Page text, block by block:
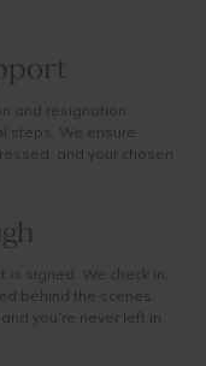
and resignation
steps. We ensure
and your chosen
is signed. We check in,
behind the scenes.
you’re never left in